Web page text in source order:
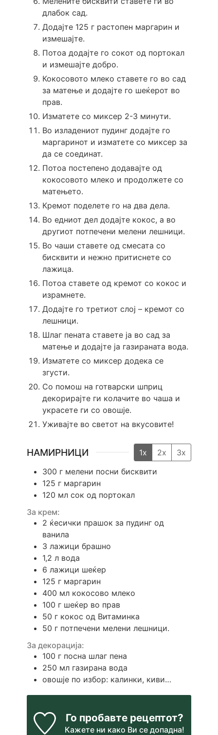
длабок сад.
Додајте 125 г растопен маргарин и
измешајте.
Потоа додајте го сокот од портокал
и измешајте добро.
Кокосовото млеко ставете го во сад
за матење и додајте го шеќерот во
прав.
Изматете со миксер 2-3 минути.
Во изладениот пудинг додајте го
маргаринот и изматете со миксер за
да се соединат.
Потоа постепено додавајте од
кокосовото млеко и продолжете со
матењето.
Кремот поделете го на два дела.
Во едниот дел додајте кокос, а во
другиот потпечени мелени лешници.
Во чаши ставете од смесата со
бисквити и нежно притиснете со
лажица.
Потоа ставете од кремот со кокос и
израмнете.
Додајте го третиот слој – кремот со
лешници.
Шлаг пената ставете ја во сад за
матење и додајте ја газираната вода.
Изматете со миксер додека се
згусти.
Со помош на готварски шприц
декорирајте ги колачите во чаша и
украсете ги со овошје.
Уживајте во светот на вкусовите!
НАМИРНИЦИ 1x 2x
3x
300 г мелени посни бисквити
125 г маргарин
120 мл сок од портокал
За крем:
2 ќесички прашок за пудинг од
ванила
3 лажици брашно
1,2 л вода
6 лажици шеќер
125 г маргарин
400 мл кокосово млеко
100 г шеќер во прав
50 г кокос од Витаминка
50 г потпечени мелени лешници.
За декорација:
100 г посна шлаг пена
250 мл газирана вода
овошје по избор: калинки, киви…
Го пробавте рецептот?
Кажете ни како Ви се допадна!